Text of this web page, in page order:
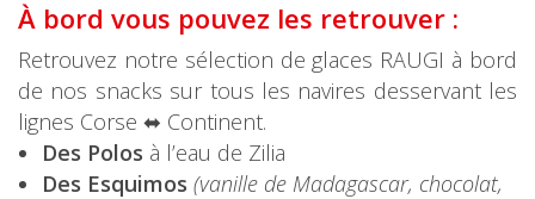
À bord vous pouvez les retrouver :
Retrouvez notre sélection de glaces RAUGI à bord
de nos snacks sur tous les navires desservant les
lignes Corse ⬌ Continent.
Des Polos à l’eau de Zilia
Des Esquimos (vanille de Madagascar, chocolat,